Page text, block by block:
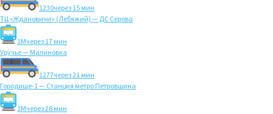
1230через 15 мин
ТЦ «Ждановичи» (Лебяжий) — ДС Серова
1Mчерез 17 мин
Уручье — Малиновка
1277через 21 мин
Городище-1 — Станция метро Петровщина
1Mчерез 28 мин